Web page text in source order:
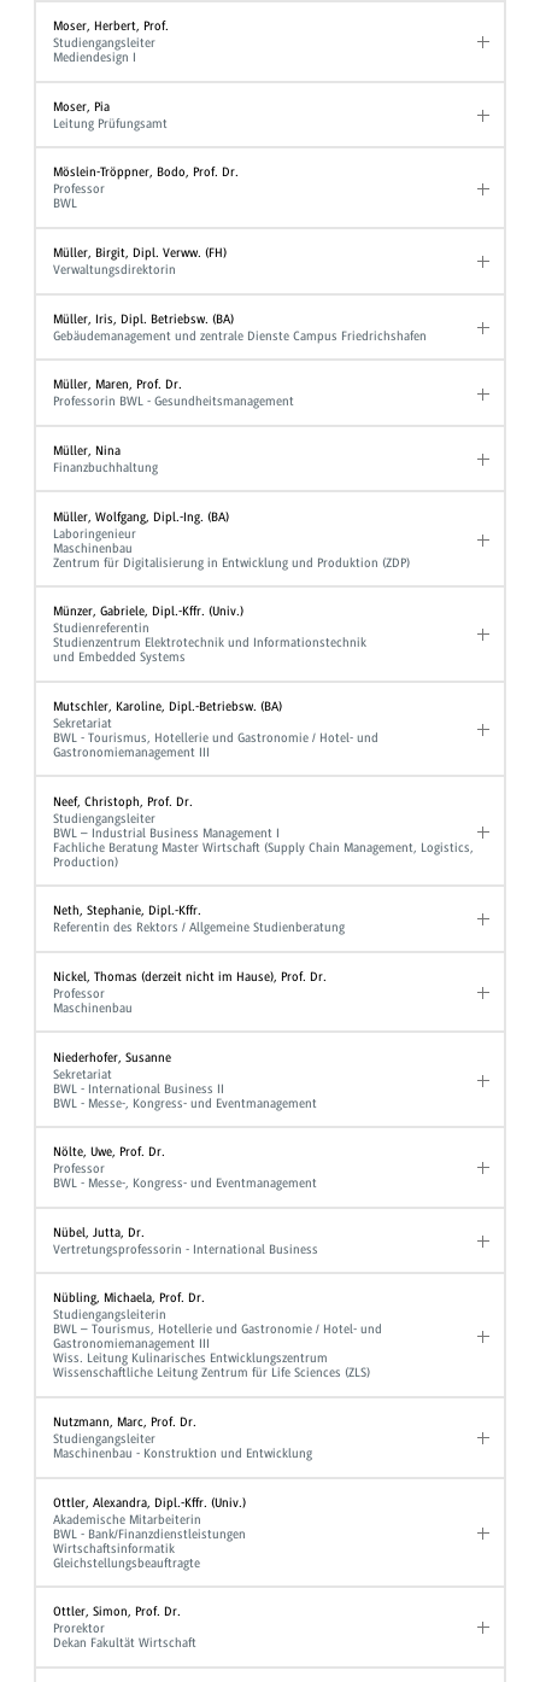
Moser, Herbert, Prof.
Studiengangsleiter
Mediendesign I
Moser, Pia
Leitung Prüfungsamt
Möslein-Tröppner, Bodo, Prof. Dr.
Professor
BWL
Müller, Birgit, Dipl. Verww. (FH)
Verwaltungsdirektorin
Müller, Iris, Dipl. Betriebsw. (BA)
Gebäudemanagement und zentrale Dienste Campus Friedrichshafen
Müller, Maren, Prof. Dr.
Professorin BWL - Gesundheitsmanagement
Müller, Nina
Finanzbuchhaltung
Müller, Wolfgang, Dipl.-Ing. (BA)
Laboringenieur
Maschinenbau
Zentrum für Digitalisierung in Entwicklung und Produktion (ZDP)
Münzer, Gabriele, Dipl.-Kffr. (Univ.)
Studienreferentin
Studienzentrum Elektrotechnik und Informationstechnik
und Embedded Systems
Mutschler, Karoline, Dipl.-Betriebsw. (BA)
Sekretariat
BWL - Tourismus, Hotellerie und Gastronomie / Hotel- und
Gastronomiemanagement III
Neef, Christoph, Prof. Dr.
Studiengangsleiter
BWL – Industrial Business Management I
Fachliche Beratung Master Wirtschaft (Supply Chain Management, Logistics,
Production)
Neth, Stephanie, Dipl.-Kffr.
Referentin des Rektors / Allgemeine Studienberatung
Nickel, Thomas (derzeit nicht im Hause), Prof. Dr.
Professor
Maschinenbau
Niederhofer, Susanne
Sekretariat
BWL - International Business II
BWL - Messe-, Kongress- und Eventmanagement
Nölte, Uwe, Prof. Dr.
Professor
BWL - Messe-, Kongress- und Eventmanagement
Nübel, Jutta, Dr.
Vertretungsprofessorin - International Business
Nübling, Michaela, Prof. Dr.
Studiengangsleiterin
BWL – Tourismus, Hotellerie und Gastronomie / Hotel- und
Gastronomiemanagement III
Wiss. Leitung Kulinarisches Entwicklungszentrum
Wissenschaftliche Leitung Zentrum für Life Sciences (ZLS)
Nutzmann, Marc, Prof. Dr.
Studiengangsleiter
Maschinenbau - Konstruktion und Entwicklung
Ottler, Alexandra, Dipl.-Kffr. (Univ.)
Akademische Mitarbeiterin
BWL - Bank/Finanzdienstleistungen
Wirtschaftsinformatik
Gleichstellungsbeauftragte
Ottler, Simon, Prof. Dr.
Prorektor
Dekan Fakultät Wirtschaft